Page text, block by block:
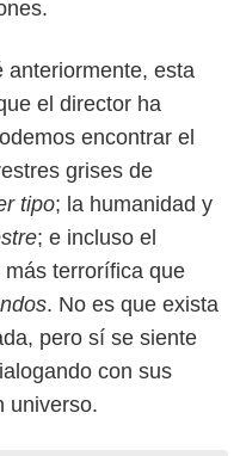
anteriormente, esta
el director ha
encontrar el
grises de
tipo; la humanidad y
; e incluso el
terrorífica que
. No es que exista
pero sí se siente
con sus
universo.